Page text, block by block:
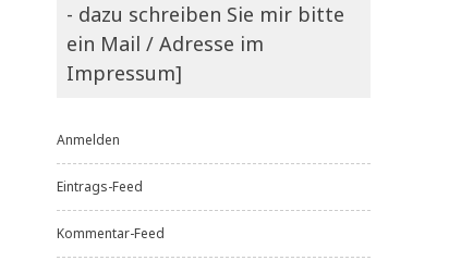
- dazu schreiben Sie mir bitte
ein Mail / Adresse im
Impressum]
Anmelden
Eintrags-Feed
Kommentar-Feed